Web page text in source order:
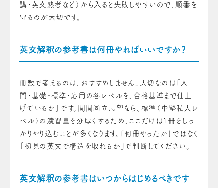
講・英文熟考など）から入ると失敗しやすいので、順番を
守るのが大切です。
英文解釈の参考書は何冊やればいいですか？
冊数で考えるのは、おすすめしません。大切なのは「入
門・基礎・標準・応用の各レベルを、合格基準まで仕上
げているか」です。関関同立志望なら、標準（中堅私大レ
ベル）の演習量を分厚くするため、ここだけは1冊をしっ
かりやり込むことが多くなります。「何冊やったか」ではなく
「初見の英文で構造を取れるか」で判断してください。
英文解釈の参考書はいつからはじめるべきです